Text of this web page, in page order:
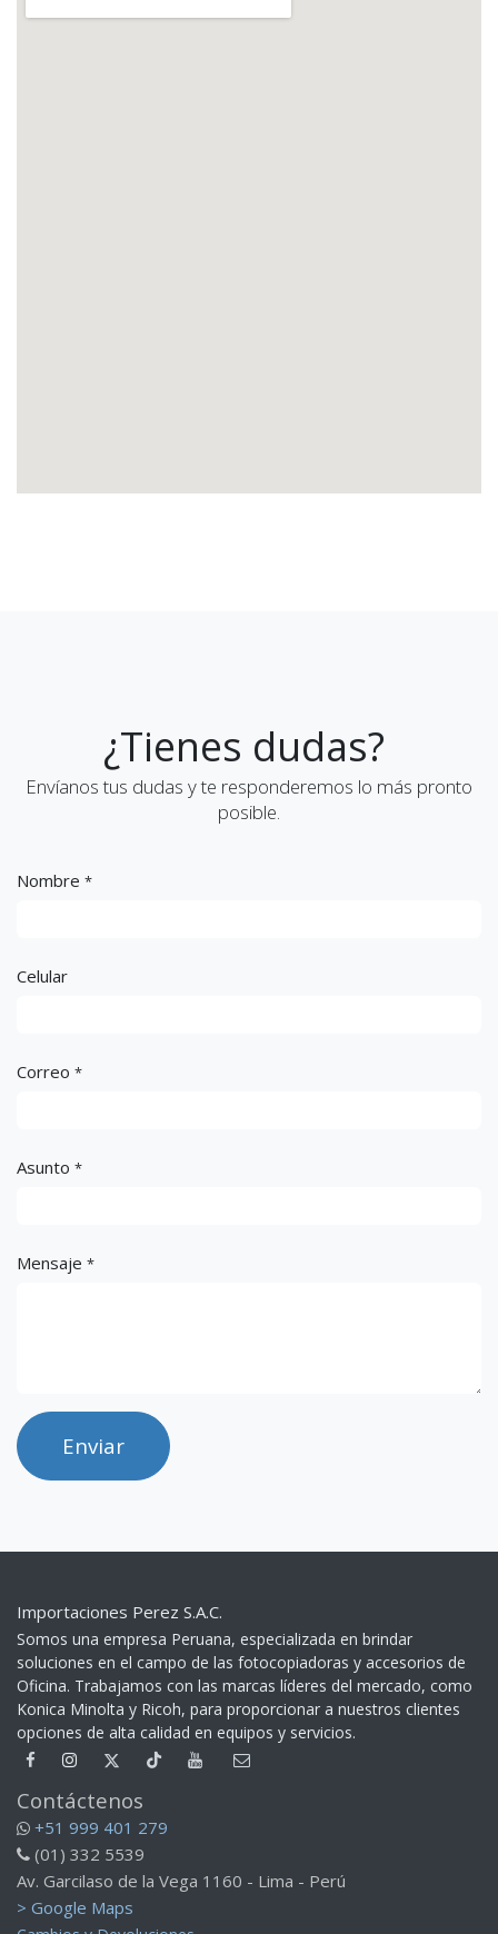
¿Tienes dudas?
Envíanos tus dudas y te responderemos lo más pronto
posible.
Nombre *
Celular
Correo *
Asunto *
Mensaje *
Enviar
Importaciones Perez S.A.C.
Somos una empresa Peruana, especializada en brindar
soluciones en el campo de las fotocopiadoras y accesorios de
Oficina. Trabajamos con las marcas líderes del mercado, como
Konica Minolta y Ricoh, para proporcionar a nuestros clientes
opciones de alta calidad en equipos y servicios.​
Contáctenos
+51 999 401 279
(01) 332 5539
Av. Garcilaso de la Vega 1160 - Lima - Perú
> Google Maps